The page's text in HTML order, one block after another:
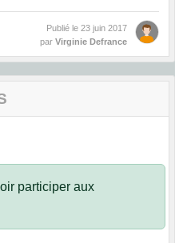
Publié le 23 juin 2017
par Virginie Defrance
participer aux